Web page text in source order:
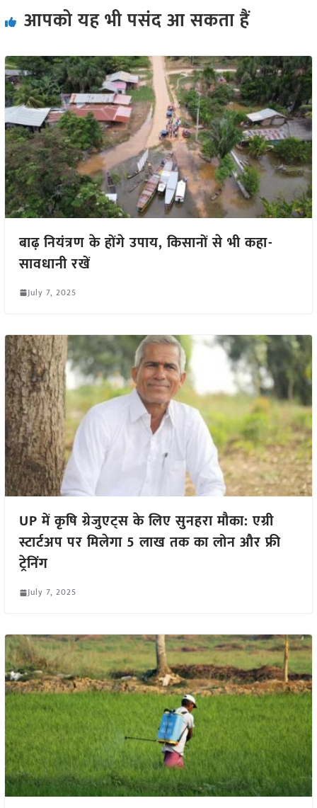
आपको यह भी पसंद आ सकता हैं
बाढ़ नियंत्रण के होंगे उपाय, किसानों से भी कहा-
सावधानी रखें
July 7, 2025
UP में कृषि ग्रेजुएट्स के लिए सुनहरा मौका: एग्री
स्टार्टअप पर मिलेगा 5 लाख तक का लोन और फ्री
ट्रेनिंग
July 7, 2025